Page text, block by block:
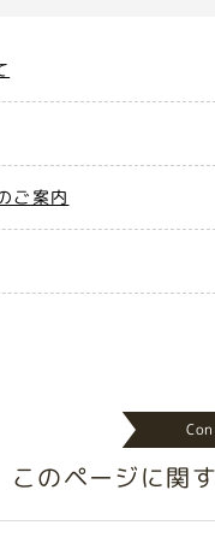
ご案内
このページに関